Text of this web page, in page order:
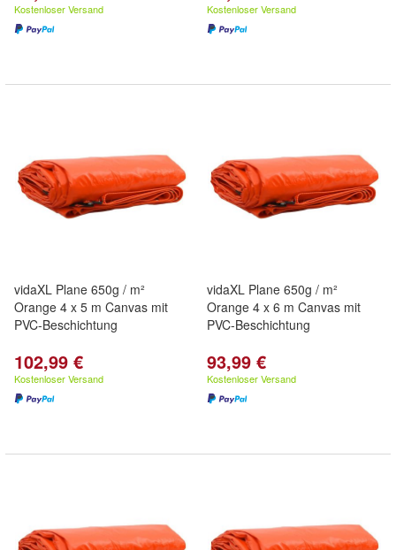
Kostenloser Versand Kostenloser Versand
vidaXL Plane 650g / m²
Orange 4 x 5 m Canvas mit
PVC-Beschichtung
102,99 €
Kostenloser Versand
vidaXL Plane 650g / m²
Orange 4 x 6 m Canvas mit
PVC-Beschichtung
93,99 €
Kostenloser Versand